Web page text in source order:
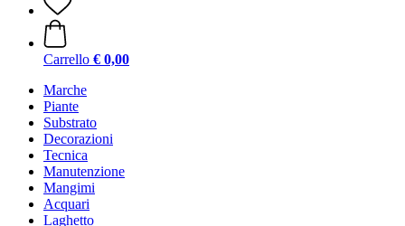
Carrello € 0,00
Marche
Piante
Substrato
Decorazioni
Tecnica
Manutenzione
Mangimi
Acquari
Laghetto